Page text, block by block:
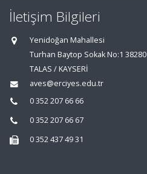
İletişim Bilgileri
Yenidoğan Mahallesi
Turhan Baytop Sokak No:1 38280
TALAS / KAYSERİ
aves@erciyes.edu.tr
0 352 207 66 66
0 352 207 66 67
0 352 437 49 31